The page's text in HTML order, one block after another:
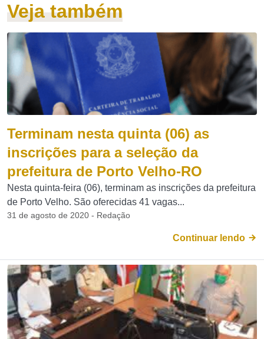
Veja também
Terminam nesta quinta (06) as
inscrições para a seleção da
prefeitura de Porto Velho-RO
Nesta quinta-feira (06), terminam as inscrições da prefeitura
de Porto Velho. São oferecidas 41 vagas...
31 de agosto de 2020 - Redação
Continuar lendo